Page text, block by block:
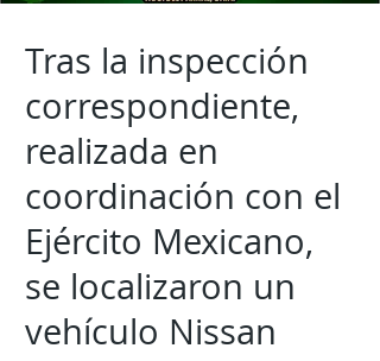
Tras la inspección
correspondiente,
realizada en
coordinación con el
Ejército Mexicano,
se localizaron un
vehículo Nissan